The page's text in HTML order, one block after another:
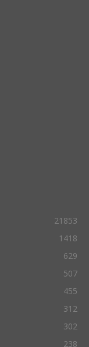
21853
1418
629
507
455
312
302
238